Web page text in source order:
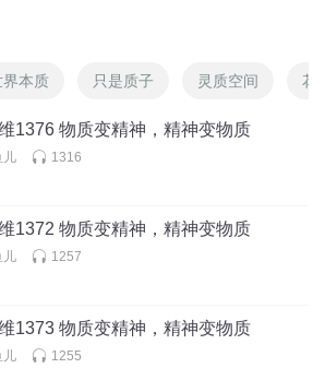
界本质 只是质子 灵质空间 花
1376 物质变精神，精神变物质
儿 1316
1372 物质变精神，精神变物质
儿 1257
1373 物质变精神，精神变物质
儿 1255